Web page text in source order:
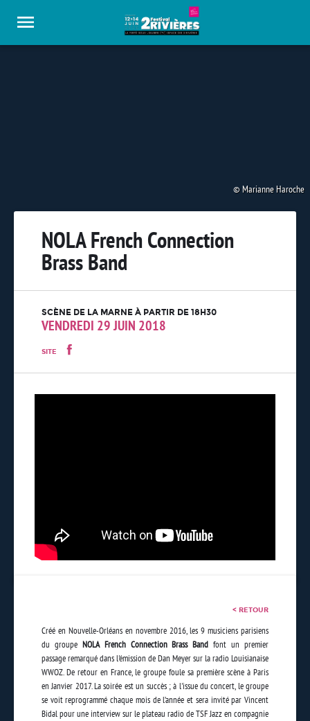
Marianne Haroche
NOLA French Connection
Brass Band
SCÈNE DE LA MARNE À PARTIR DE 18H30
VENDREDI 29 JUIN 2018
SITE
< RETOUR
Créé en Nouvelle-Orléans en novembre 2016, les 9 musiciens parisiens
du groupe NOLA French Connection Brass Band font un premier
passage remarqué dans l'émission de Dan Meyer sur la radio Louisianaise
WWOZ. De retour en France, le groupe foule sa première scène à Paris
en Janvier 2017. La soirée est un succès ; à l'issue du concert, le groupe
se voit reprogrammé chaque mois de l’année et sera invité par Vincent
Bidal pour une interview sur le plateau radio de TSF Jazz en compagnie